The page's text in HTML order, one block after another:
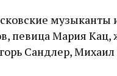
музыканты
певица Мария Кац,
Сандлер,